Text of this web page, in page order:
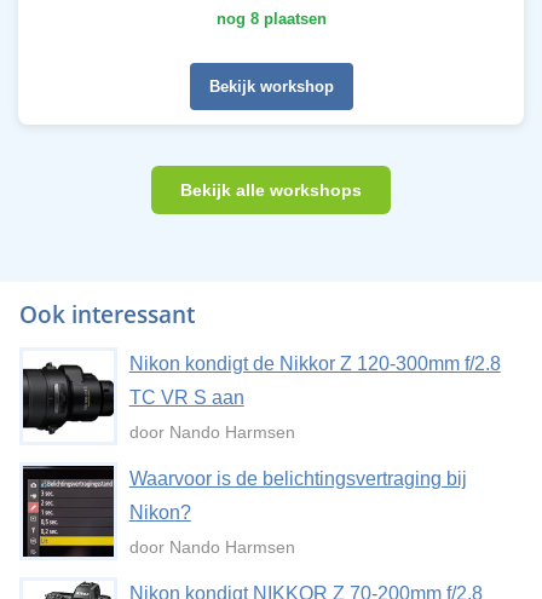
nog 8 plaatsen
Bekijk workshop
Bekijk alle workshops
Ook interessant
Nikon kondigt de Nikkor Z 120-300mm f/2.8
TC VR S aan
door Nando Harmsen
Waarvoor is de belichtingsvertraging bij
Nikon?
door Nando Harmsen
Nikon kondigt NIKKOR Z 70-200mm f/2.8